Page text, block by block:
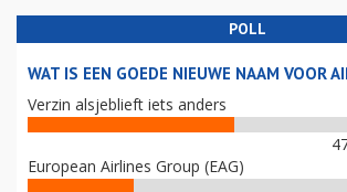
POLL
WAT IS EEN GOEDE NIEUWE NAAM VOOR
Verzin alsjeblieft iets anders
European Airlines Group (EAG)